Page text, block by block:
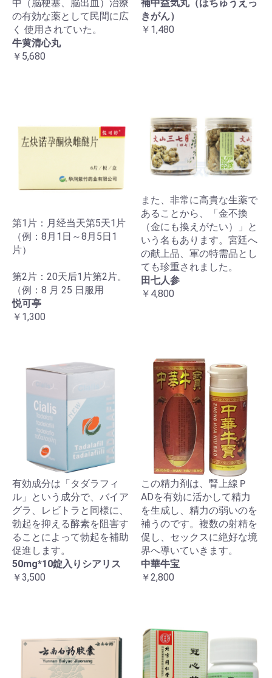
中（脳梗塞、脳出血）治療
の有効な薬として民間に広
く 使用されていた。
牛黄清心丸
￥5,680
補中益気丸（ほちゅうえっ
きがん）
￥1,480
第1片：月经当天第5天1片
（例：8月1日～8月5日1
片）
第2片：20天后1片第2片。
（例：8 月 25 日服用
悦可亭
￥1,300
また、非常に高貴な生薬で
あることから、「金不換
（金にも換えがたい）」と
いう名もあります。宮廷へ
の献上品、軍の特需品とし
ても珍重されました。
田七人参
￥4,800
有効成分は「タダラフィ
ル」という成分で、バイア
グラ、レビトラと同様に、
勃起を抑える酵素を阻害す
ることによって勃起を補助
促進します。
50mg*10錠入りシアリス
￥3,500
この精力剤は、腎上線Ｐ
ADを有効に活かして精力
を生成し、精力の弱いのを
補うのです。複数の射精を
促し、セックスに絶好な境
界へ導いていきます。
中華牛宝
￥2,800